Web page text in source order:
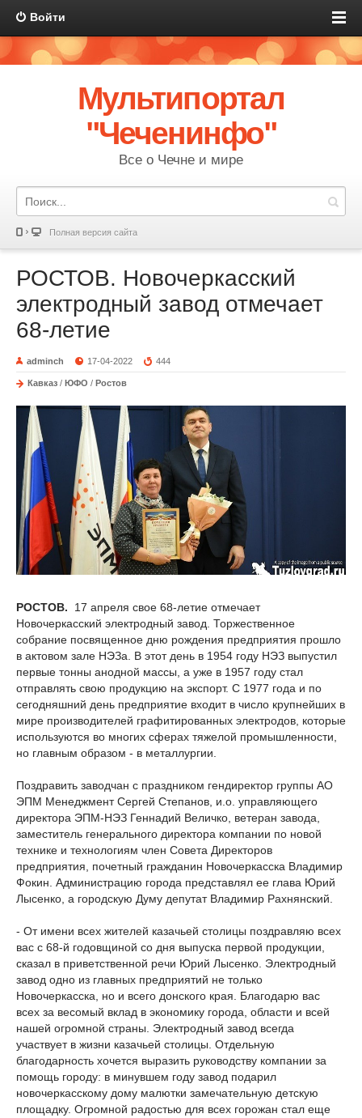
Войти
Мультипортал
"Чеченинфо"
Все о Чечне и мире
Полная версия сайта
РОСТОВ. Новочеркасский
электродный завод отмечает
68-летие
adminch 17-04-2022 444
Кавказ / ЮФО / Ростов
РОСТОВ.
17 апреля свое 68-летие отмечает
Новочеркасский электродный завод. Торжественное
собрание посвященное дню рождения предприятия прошло
в актовом зале НЭЗа. В этот день в 1954 году НЭЗ выпустил
первые тонны анодной массы, а уже в 1957 году стал
отправлять свою продукцию на экспорт. С 1977 года и по
сегодняшний день предприятие входит в число крупнейших в
мире производителей графитированных электродов, которые
используются во многих сферах тяжелой промышленности,
но главным образом - в металлургии.
Поздравить заводчан с праздником гендиректор группы АО
ЭПМ Менеджмент Сергей Степанов, и.о. управляющего
директора ЭПМ-НЭЗ Геннадий Величко, ветеран завода,
заместитель генерального директора компании по новой
технике и технологиям член Совета Директоров
предприятия, почетный гражданин Новочеркасска Владимир
Фокин. Администрацию города представлял ее глава Юрий
Лысенко, а городскую Думу депутат Владимир Рахнянский.
- От имени всех жителей казачьей столицы поздравляю всех
вас с 68-й годовщиной со дня выпуска первой продукции,
сказал в приветственной речи Юрий Лысенко. Электродный
завод одно из главных предприятий не только
Новочеркасска, но и всего донского края. Благодарю вас
всех за весомый вклад в экономику города, области и всей
нашей огромной страны. Электродный завод всегда
участвует в жизни казачьей столицы. Отдельную
благодарность хочется выразить руководству компании за
помощь городу: в минувшем году завод подарил
новочеркасскому дому малютки замечательную детскую
площадку. Огромной радостью для всех горожан стал еще